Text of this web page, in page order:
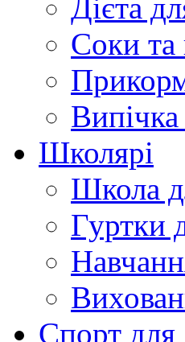
Дієта
Соки та
Школярі
Школа
Гуртки
Спорт для